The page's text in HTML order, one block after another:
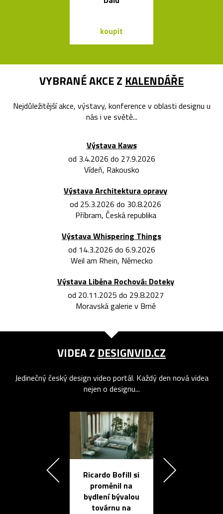
koupit
VYBRANÉ AKCE Z KALENDÁŘE
Nejdůležitější akce, výstavy, konference v oblasti designu u
nás i ve světě...
Výstava Kaws
od 3.4.2026 do 27.9.2026
Vídeň, Rakousko
Výstava Architektura opravy
od 25.3.2026 do 30.8.2026
Příbram, Česká republika
Výstava Whispering Things
od 14.3.2026 do 6.9.2026
Weil am Rhein, Německo
Výstava Liběna Rochová: Doteky
od 20.11.2025 do 29.8.2027
Moravská galerie v Brně
VIDEA Z DESIGNVID.CZ
Jedinečný český design video portál. Každý den nová videa
nejen o designu...
Ricardo Bofill si
proměnil na
bydlení bývalou
továrnu na